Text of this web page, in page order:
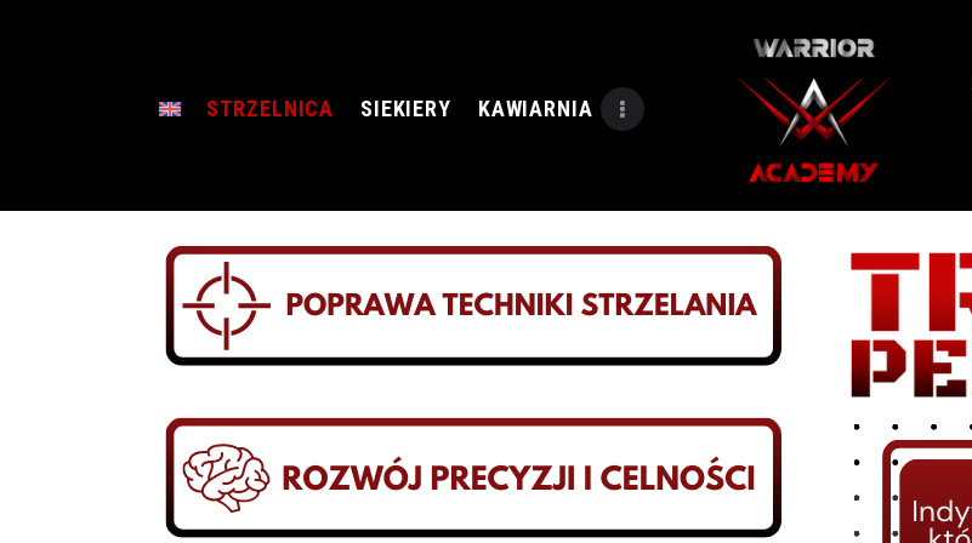
STRZELNICA SIEKIERY KAWIARNIA
STRZELNICA
SIEKIERY
KAWIARNIA
IMPREZY
ARSENAŁ
BRONI
O NAS
BLOG
ZAREZERWUJ OŚ